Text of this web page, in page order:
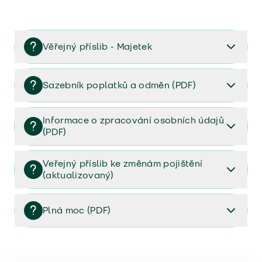
Věřejný příslib - Majetek
Věřejný příslib majetek 2023
Sazebník poplatků a odměn (PDF)
Sazebník poplatků a odměn (PDF)
Informace o zpracování osobních údajů
(PDF)
Informace o zpracování osobních údajů (PDF)
Veřejný příslib ke změnám pojištění
(aktualizovaný)
Veřejný příslib ke změnám pojištění (aktualizovaný)
Plná moc (PDF)